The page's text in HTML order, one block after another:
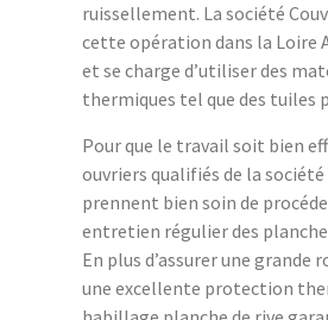
ruissellement. La société
cette opération dans la Loire
et se charge d’utiliser des
thermiques tel que des tuiles
Pour que le travail soit bien
ouvriers qualifiés de la société
prennent bien soin de
entretien régulier des
En plus d’assurer une grande
une excellente protection